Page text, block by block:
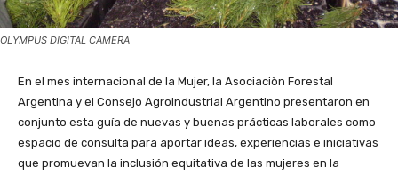
OLYMPUS DIGITAL CAMERA
En el mes internacional de la Mujer, la Asociaciòn Forestal
Argentina y el Consejo Agroindustrial Argentino presentaron en
conjunto esta guía de nuevas y buenas prácticas laborales como
espacio de consulta para aportar ideas, experiencias e iniciativas
que promuevan la inclusión equitativa de las mujeres en la